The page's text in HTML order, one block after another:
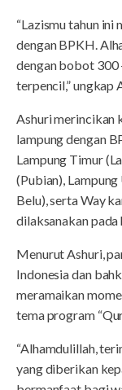
“Lazismu tahun
dengan BPKH.
dengan bobot 300
terpencil,” ungkap
Ashuri merincikan
lampung dengan
Lampung Timur
(Pubian),
Belu), serta Way
dilaksanakan
Menurut Ashuri,
Indonesia dan
meramaikan
tema program
“Alhamdulillah,
yang diberikan